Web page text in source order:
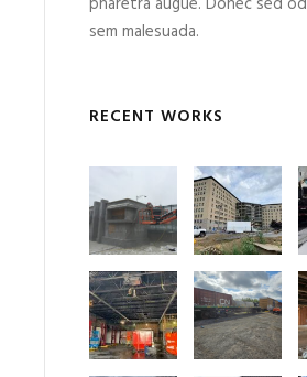
sem malesuada.
RECENT WORKS